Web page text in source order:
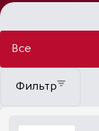
Все
Фильтр